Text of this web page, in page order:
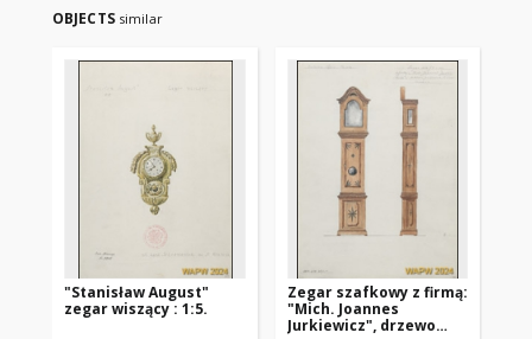
OBJECTS similar
"Stanisław August"
zegar wiszący : 1:5.
Zegar szafkowy z firmą:
"Mich. Joannes
Jurkiewicz", drzewo